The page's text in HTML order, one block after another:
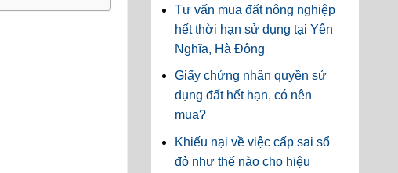
Tư vấn mua đất nông nghiệp
hết thời hạn sử dụng tại Yên
Nghĩa, Hà Đông
Giấy chứng nhận quyền sử
dụng đất hết hạn, có nên
mua?
Khiếu nại về việc cấp sai sổ
đỏ như thế nào cho hiệu